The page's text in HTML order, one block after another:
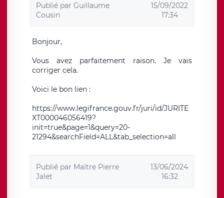
Publié par Guillaume
Cousin
15/09/2022
17:34
Bonjour,
Vous avez parfaitement raison. Je vais
corriger cela.
Voici le bon lien :
https://www.legifrance.gouv.fr/juri/id/JURITE
XT000046056419?
init=true&page=1&query=20-
21294&searchField=ALL&tab_selection=all
Publié par Maître Pierre
Jalet
13/06/2024
16:32